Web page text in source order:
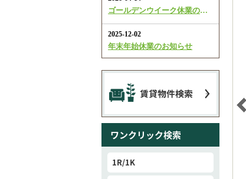
ワンクリック検索
1R/1K